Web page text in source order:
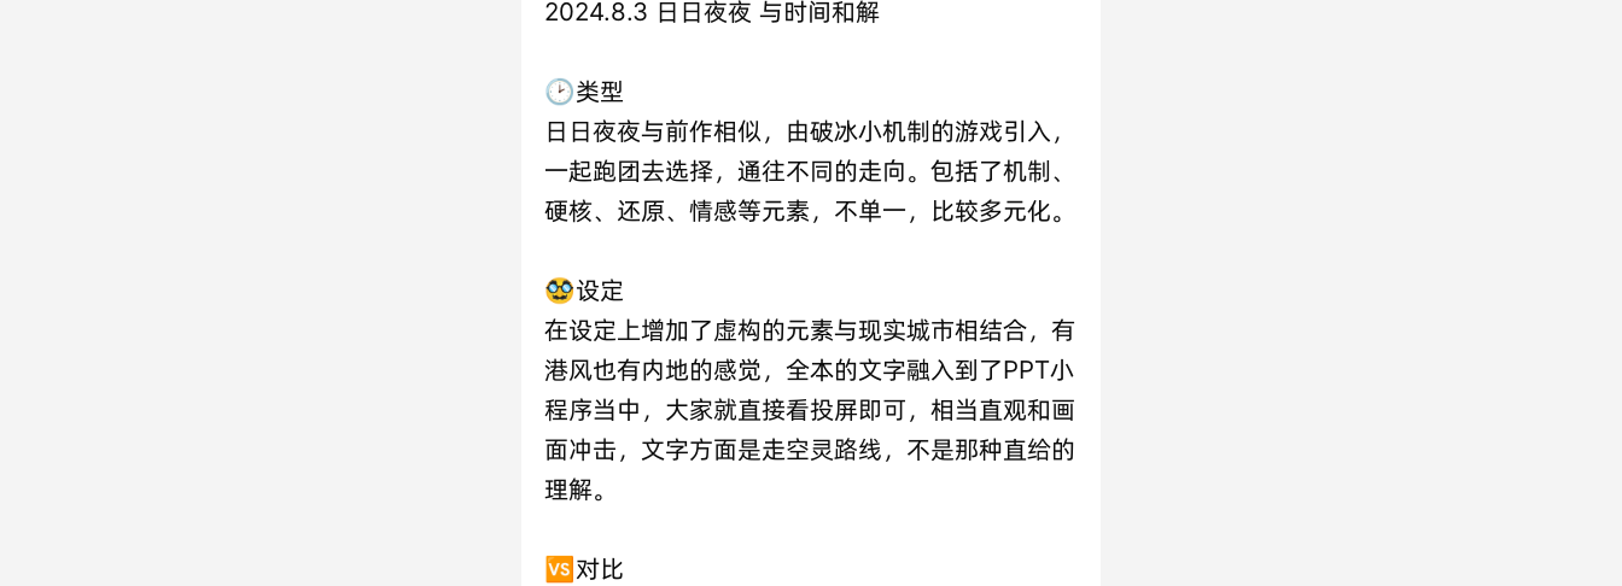
2024.8.3 日日夜夜 与时间和解
🕑类型
日日夜夜与前作相似，由破冰小机制的游戏引入，
一起跑团去选择，通往不同的走向。包括了机制、
硬核、还原、情感等元素，不单一，比较多元化。
🥸设定
在设定上增加了虚构的元素与现实城市相结合，有
港风也有内地的感觉，全本的文字融入到了PPT小
程序当中，大家就直接看投屏即可，相当直观和画
面冲击，文字方面是走空灵路线，不是那种直给的
理解。
🆚对比